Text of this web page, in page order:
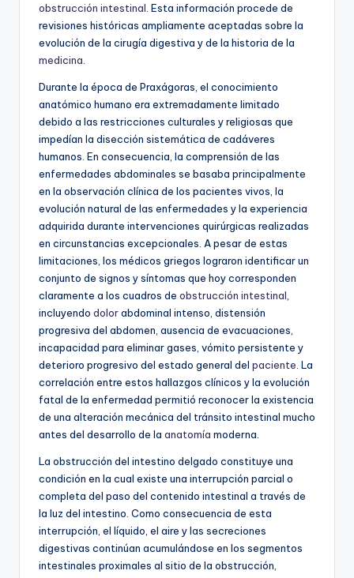
obstrucción intestinal . Esta información procede de
revisiones históricas ampliamente aceptadas sobre la
evolución de la cirugía digestiva y de la historia de la
medicina
Durante la época de Praxágoras, el conocimiento
anatómico humano era extremadamente limitado
debido a las restricciones culturales y religiosas que
impedían la disección sistemática de cadáveres
humanos. En consecuencia, la comprensión de las
enfermedades abdominales se basaba principalmente
en la observación clínica de los pacientes vivos, la
evolución natural de las enfermedades y la experiencia
adquirida durante intervenciones quirúrgicas realizadas
en circunstancias excepcionales. A pesar de estas
limitaciones, los médicos griegos lograron identificar un
conjunto de signos y síntomas que hoy corresponden
claramente a los cuadros de obstrucción intestinal
incluyendo dolorabdominal intenso, distensión
progresiva del abdomen, ausencia de evacuaciones,
incapacidad para eliminar gases, vómito persistente y
deterioro progresivo del estado general del paciente . La
correlación entre estos hallazgos clínicos y la evolución
fatal de la enfermedad permitió reconocer la existencia
de una alteración mecánica del tránsito intestinal mucho
antes del desarrollo de la anatomía moderna.
La obstrucción del intestino delgado constituye una
condición en la cual existe una interrupción parcial o
completa del paso del contenido intestinal a través de
la luz del intestino. Como consecuencia de esta
interrupción, el líquido, el aire y las secreciones
digestivas continúan acumulándose en los segmentos
intestinales proximales al sitio de la obstrucción,